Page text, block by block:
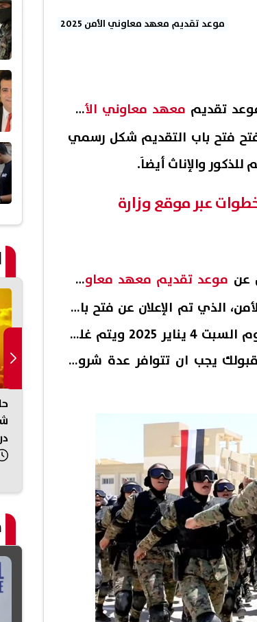
موعد تقديم معهد معاوني الأمن 2025
تقديم معهد معاوني الأمن
فتح فتح باب التقديم شكل رسمي
معهد معاوني الأمن 2025 بالخطوات عبر موقع وزارة
عن موعد تقديم معهد معاوني
الذي تم الإعلان عن فتح بابه
لاستقبال الدفعة الجديدة رقم 11، اعتبارًا من اليوم السبت 4 يناير 2025 ويتم غلق
2025، وحتي تضمن قبولك يجب ان تتوافر عدة شروط
تهديدًا متزايدًا من الطائرات المسيّرة
وتبحث فرض قيود جديدة
07 أغسطس, 2026 02:47 ص